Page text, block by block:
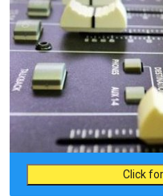
Click